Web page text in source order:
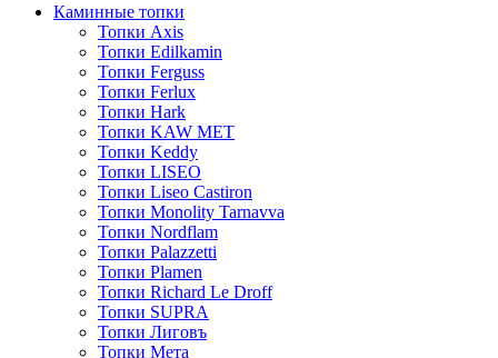
Каминные топки
Топки Axis
Топки Edilkamin
Топки Ferguss
Топки Ferlux
Топки Hark
Топки KAW MET
Топки Keddy
Топки LISEO
Топки Liseo Castiron
Топки Monolity Tarnavva
Топки Nordflam
Топки Palazzetti
Топки Plamen
Топки Richard Le Droff
Топки SUPRA
Топки Лиговъ
Топки Мета